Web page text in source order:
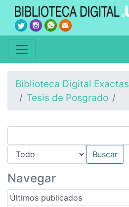
Biblioteca Digital Exactas
Tesis de Posgrado
Navegar
Últimos publicados